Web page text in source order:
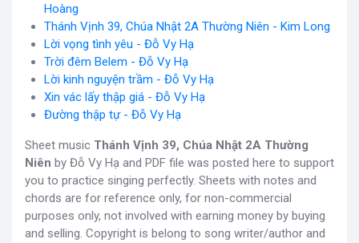
Hoàng
Thánh Vịnh 39, Chúa Nhật 2A Thường Niên - Kim Long
Lời vọng tình yêu - Đỗ Vy Hạ
Trời đêm Belem - Đỗ Vy Hạ
Lời kinh nguyện trầm - Đỗ Vy Hạ
Xin vác lấy thập giá - Đỗ Vy Hạ
Đường thập tự - Đỗ Vy Hạ
Sheet music Thánh Vịnh 39, Chúa Nhật 2A Thường
Niên by Đỗ Vy Hạ and PDF file was posted here to support
you to practice singing perfectly. Sheets with notes and
chords are for reference only, for non-commercial
purposes only, not involved with earning money by buying
and selling. Copyright is belong to song writer/author and